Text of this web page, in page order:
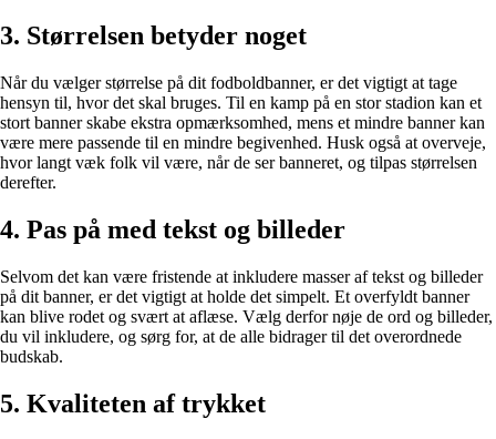
3. Størrelsen betyder noget
Når du vælger størrelse på dit fodboldbanner, er det vigtigt at tage
hensyn til, hvor det skal bruges. Til en kamp på en stor stadion kan et
stort banner skabe ekstra opmærksomhed, mens et mindre banner kan
være mere passende til en mindre begivenhed. Husk også at overveje,
hvor langt væk folk vil være, når de ser banneret, og tilpas størrelsen
derefter.
4. Pas på med tekst og billeder
Selvom det kan være fristende at inkludere masser af tekst og billeder
på dit banner, er det vigtigt at holde det simpelt. Et overfyldt banner
kan blive rodet og svært at aflæse. Vælg derfor nøje de ord og billeder,
du vil inkludere, og sørg for, at de alle bidrager til det overordnede
budskab.
5. Kvaliteten af trykket